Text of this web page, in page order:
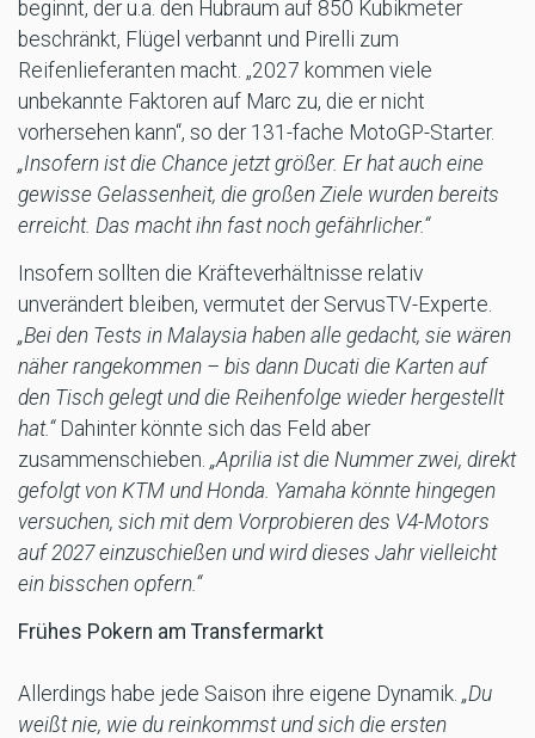
beginnt, der u.a. den Hubraum auf 850 Kubikmeter
beschränkt, Flügel verbannt und Pirelli zum
Reifenlieferanten macht. „2027 kommen viele
unbekannte Faktoren auf Marc zu, die er nicht
vorhersehen kann“, so der 131-fache MotoGP-Starter.
„Insofern ist die Chance jetzt größer. Er hat auch eine
gewisse Gelassenheit, die großen Ziele wurden bereits
erreicht. Das macht ihn fast noch gefährlicher.“
Insofern sollten die Kräfteverhältnisse relativ
unverändert bleiben, vermutet der ServusTV-Experte.
„Bei den Tests in Malaysia haben alle gedacht, sie wären
näher rangekommen – bis dann Ducati die Karten auf
den Tisch gelegt und die Reihenfolge wieder hergestellt
hat.“ Dahinter könnte sich das Feld aber
zusammenschieben. „Aprilia ist die Nummer zwei, direkt
gefolgt von KTM und Honda. Yamaha könnte hingegen
versuchen, sich mit dem Vorprobieren des V4-Motors
auf 2027 einzuschießen und wird dieses Jahr vielleicht
ein bisschen opfern.“
Frühes Pokern am Transfermarkt
Allerdings habe jede Saison ihre eigene Dynamik. „Du
weißt nie, wie du reinkommst und sich die ersten